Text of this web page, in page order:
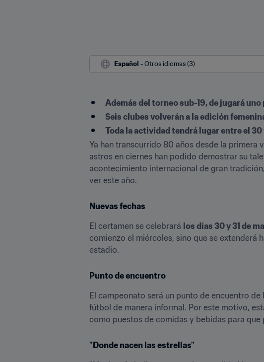
Español - Otros idiomas (3)
Además del torneo sub-19, de jugará uno
Seis clubes volverán a la edición
Toda la actividad tendrá lugar entre el 30
Ya han transcurrido 80 años desde la primera
astros en ciernes han podido demostrar su
acontecimiento internacional de gran
ver este año.
Nuevas fechas
El certamen se celebrará los días 30 y 31 de
comienzo el miércoles, sino que se extenderá
estadio.
Punto de encuentro
El campeonato será un punto de encuentro
fútbol de manera informal. Por este motivo,
como puestos de comidas y bebidas para que
"Donde nacen las estrellas"